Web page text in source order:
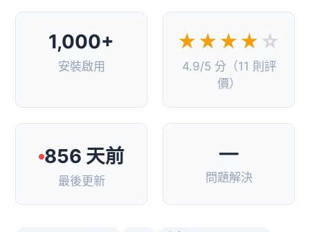
1,000+
安裝啟用
★★★★ ☆
4.9/5 分（11 則評
價）
856 天前
最後更新
—
問題解決